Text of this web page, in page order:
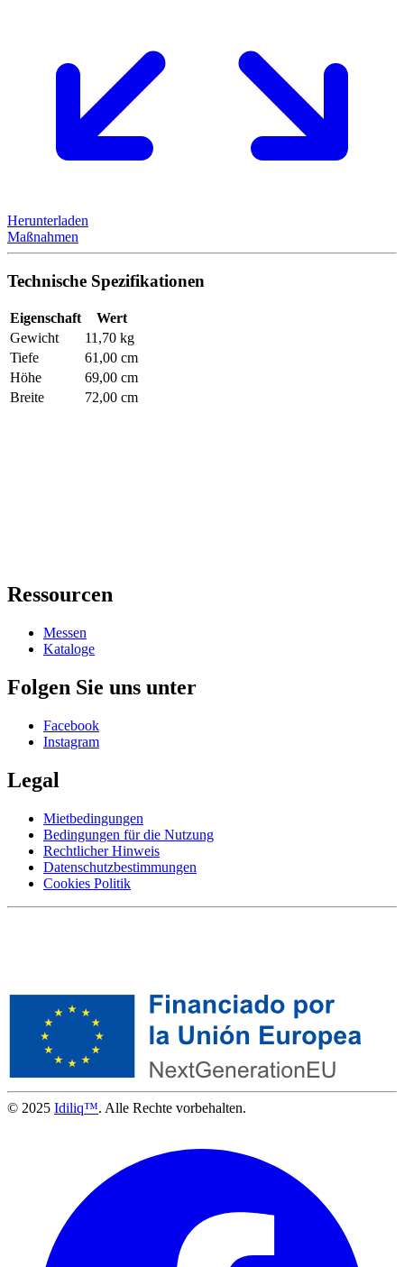
Herunterladen
Maßnahmen
Technische Spezifikationen
Eigenschaft
Wert
Gewicht
11,70 kg
Tiefe
61,00 cm
Höhe
69,00 cm
Breite
72,00 cm
Ressourcen
Messen
Kataloge
Folgen Sie uns unter
Facebook
Instagram
Legal
Mietbedingungen
Bedingungen für die Nutzung
Rechtlicher Hinweis
Datenschutzbestimmungen
Cookies Politik
© 2025 Idiliq™. Alle Rechte vorbehalten.